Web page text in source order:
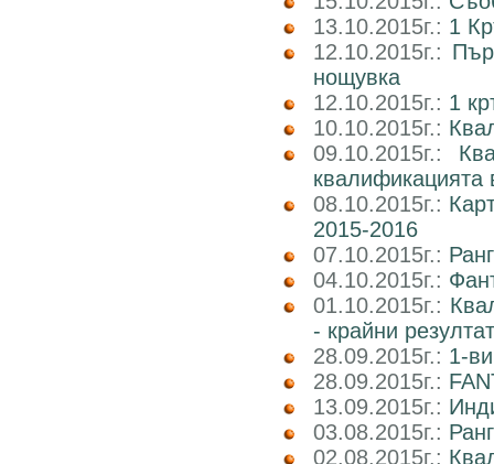
13.10.2015г.: 1
12.10.2015г.:
нощувка
12.10.2015г.: 1
10.10.2015г.:
09.10.2015г.:
квалификацията
08.10.2015г.:
2015-2016
07.10.2015г.:
04.10.2015г.:
01.10.2015г.:
- крайни
28.09.2015г.: 1-
28.09.2015г.:
13.09.2015г.:
03.08.2015г.:
02.08.2015г.: